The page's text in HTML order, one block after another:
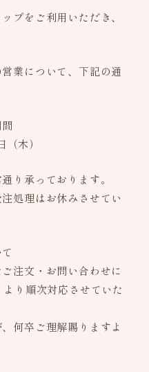
プをご利用いただき、
業について、下記の通
木）
り承っております。
処理はお休みさせてい
注文・お問い合わせに
り順次対応させていた
何卒ご理解賜りますよ